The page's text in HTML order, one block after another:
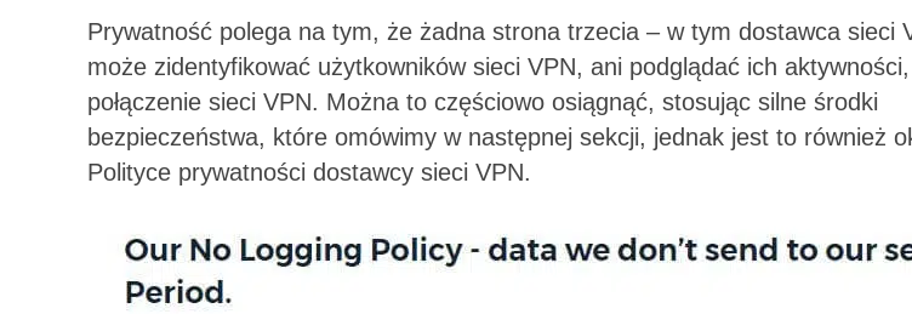
Prywatność polega na tym, że żadna strona trzecia – w tym dostawca sieci
może zidentyfikować użytkowników sieci VPN, ani podglądać ich
połączenie sieci VPN. Można to częściowo osiągnąć, stosując silne środki
bezpieczeństwa, które omówimy w następnej sekcji, jednak jest to również
Polityce prywatności dostawcy sieci VPN.